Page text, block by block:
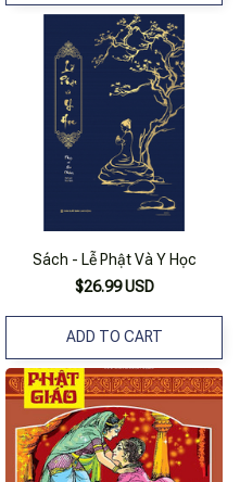
Sách - Lễ Phật Và Y Học
$26.99 USD
ADD TO CART